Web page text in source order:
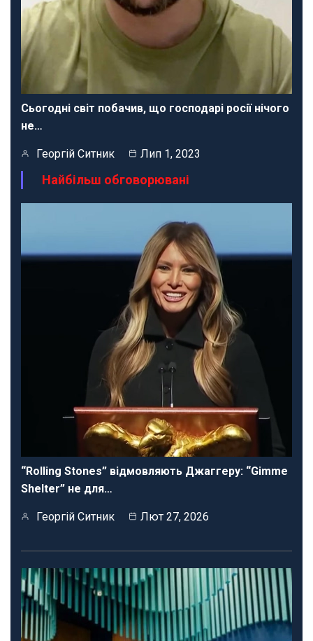
Сьогодні світ побачив, що господарі росії нічого
не…
Георгій Ситник Лип 1, 2023
Найбільш обговорювані
“Rolling Stones” відмовляють Джаггеру: “Gimme
Shelter” не для…
Георгій Ситник Лют 27, 2026